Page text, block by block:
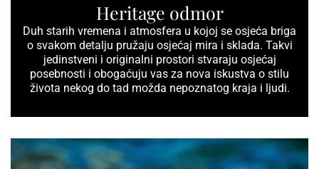
Duh starih vremena i atmosfera u kojoj se osjeća briga
o svakom detalju pružaju osjećaj mira i sklada. Takvi
jedinstveni i originalni prostori stvaraju osjećaj
posebnosti i obogaćuju vas za nova iskustva o stilu
života nekog do tad možda nepoznatog kraja i ljudi.
Heritage odmor